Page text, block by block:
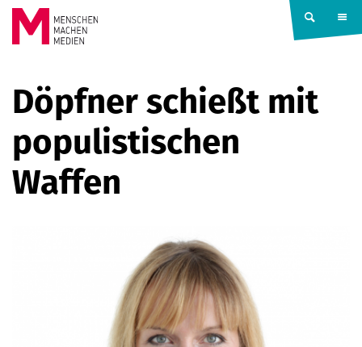
Springe zum Inhalt
MACHEN
MEDIEN
Döpfner schießt mit
populistischen
Waffen